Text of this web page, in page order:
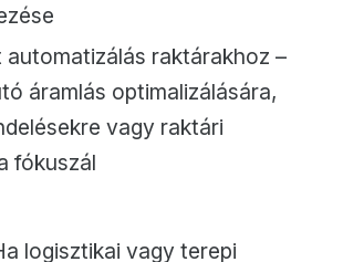
raktárakhoz –
áramlás optimalizálására,
vagy raktári
fókuszál
logisztikai vagy terepi